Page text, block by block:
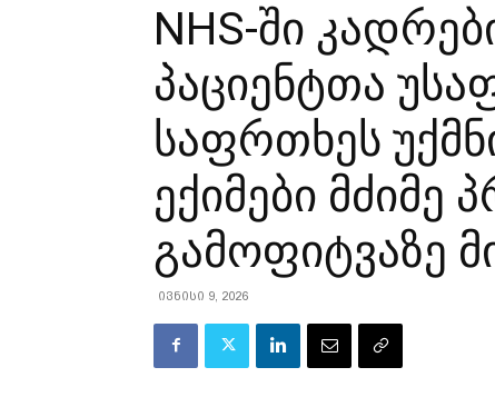
NHS-ში
პაციენტთა
საფრთხეს
ექიმები
გამოფიტვაზე
ივნისი 9, 2026